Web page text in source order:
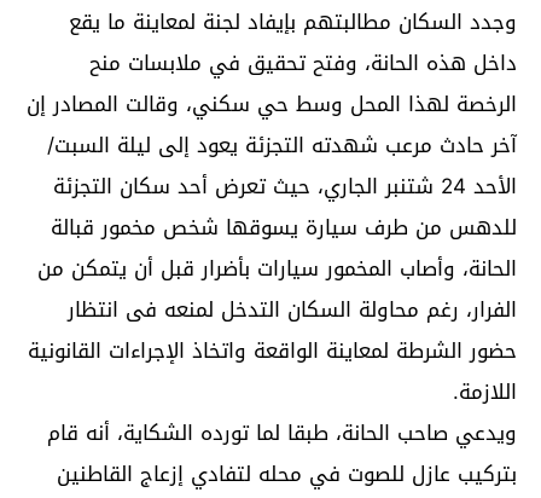
وجدد السكان مطالبتهم بإيفاد لجنة لمعاينة ما يقع
داخل هذه الحانة، وفتح تحقيق في ملابسات منح
الرخصة لهذا المحل وسط حي سكني، وقالت المصادر إن
آخر حادث مرعب شهدته التجزئة يعود إلى ليلة السبت/
الأحد 24 شتنبر الجاري، حيث تعرض أحد سكان التجزئة
للدهس من طرف سيارة يسوقها شخص مخمور قبالة
الحانة، وأصاب المخمور سيارات بأضرار قبل أن يتمكن من
الفرار، رغم محاولة السكان التدخل لمنعه فى انتظار
حضور الشرطة لمعاينة الواقعة واتخاذ الإجراءات القانونية
اللازمة.
ويدعي صاحب الحانة، طبقا لما تورده الشكاية، أنه قام
بتركيب عازل للصوت في محله لتفادي إزعاج القاطنين